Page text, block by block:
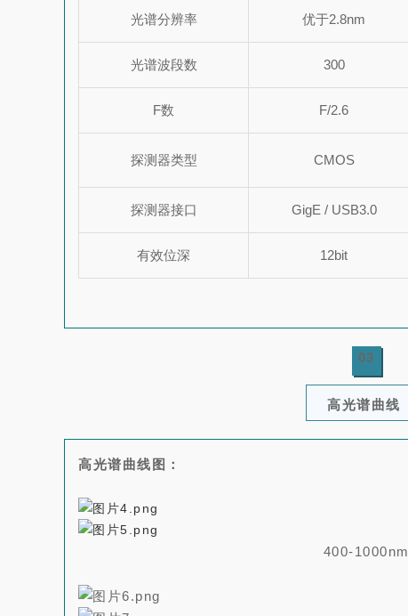
光谱分辨率 优于2.8nm
光谱波段数 300
F数 F/2.6
探测器类型 CMOS
探测器接口 GigE / USB3.0
有效位深 12bit
03
高光谱曲线
高光谱曲线图：
400-1000nm